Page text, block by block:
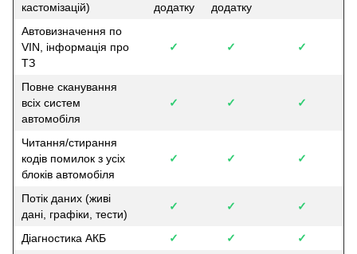
кастомізацій)
додатку
додатку
Автовизначення по
VIN, інформація про
ТЗ
✓ ✓ ✓
Повне сканування
всіх систем
автомобіля
✓ ✓ ✓
Читання/стирання
кодів помилок з усіх
блоків автомобіля
✓ ✓ ✓
Потік даних (живі
дані, графіки, тести)
✓ ✓ ✓
Діагностика АКБ ✓ ✓
✓